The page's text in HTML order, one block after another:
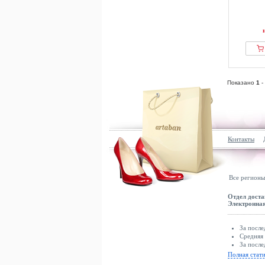
Показано 1 -
Контакты
Все регионы
Отдел
За
Средняя
За
Полная